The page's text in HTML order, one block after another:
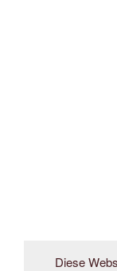
Diese